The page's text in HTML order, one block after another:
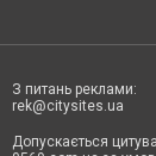
З питань реклами:
rek@citysites.ua
Допускається